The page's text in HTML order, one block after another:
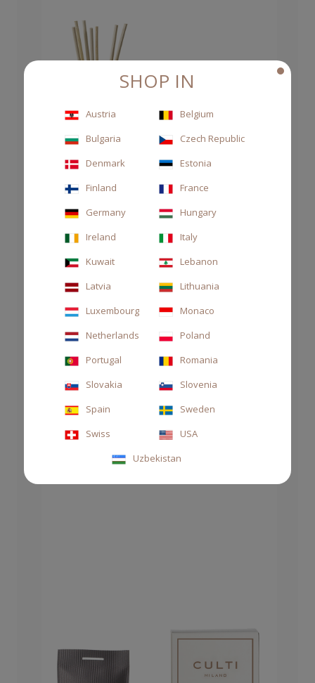
DIFFUSORE STILE 250ML THÉ
SHOP IN
Austria
Belgium
Bulgaria
Czech Republic
Denmark
Estonia
Finland
France
Germany
Hungary
Ireland
Italy
Kuwait
Lebanon
Latvia
Lithuania
Luxembourg
Monaco
Netherlands
Poland
Portugal
Romania
Slovakia
Slovenia
Spain
Sweden
Swiss
USA
Uzbekistan